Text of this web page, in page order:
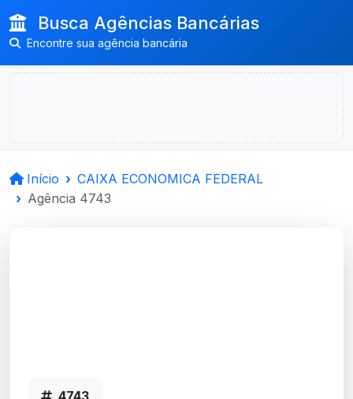
Busca Agências Bancárias
Encontre sua agência bancária
Início
CAIXA ECONOMICA FEDERAL
Agência 4743
4743